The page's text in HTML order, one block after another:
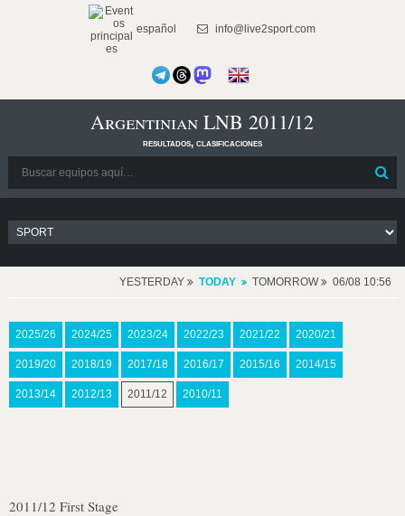
español info@live2sport.com
Argentinian LNB 2011/12
resultados, clasificaciones
YESTERDAY TODAY TOMORROW 06/08 10:56
2025/26 2024/25 2023/24 2022/23 2021/22 2020/21
2019/20 2018/19 2017/18 2016/17 2015/16 2014/15
2013/14 2012/13 2011/12 2010/11
2011/12 First Stage